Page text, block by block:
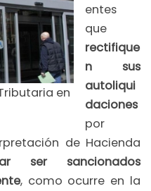
en
entes
que
rectifique
n sus
autoliqui
daciones
por
de Hacienda
ser sancionados
, como ocurre en la